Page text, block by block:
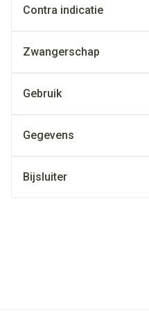
Contra indicatie
Zwangerschap
Gebruik
Gegevens
Bijsluiter